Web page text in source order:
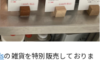
の雑貨を特別販売しておりま